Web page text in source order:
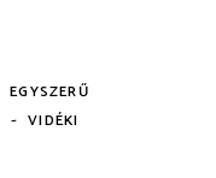
EGYSZERŰ
- VIDÉKI